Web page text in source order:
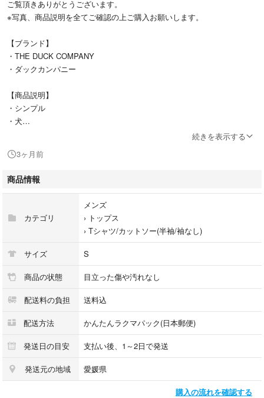
ご覧頂きありがとうございます。
※写真、商品説明を全てご確認の上ご購入お願いします。
【ブランド】
・THE DUCK COMPANY
・ダックカンパニー
【商品説明】
・シンプル
・犬
・Tシャツ
・プリントTシャツ
・部屋着
・US古着
・Sサイズ(US)※表記サイズ
XS(US)→S(日本)
M(US)→L(JP)
XL(US)→XL(JP)
※ブランド・商品・デザインによって大きな差異がある場合がありますの
◆平置き寸法:写真参照
続きを表示する
3ヶ月前
商品情報
カテゴリ
メンズ
› トップス
› Tシャツ/カットソー(半袖/袖なし)
サイズ S
商品の状態 目立った傷や汚れなし
配送料の負担 送料込
配送方法 かんたんラクマパック(日本郵便)
発送日の目安 支払い後、1～2日で発送
発送元の地域 愛媛県
購入の流れを確認する